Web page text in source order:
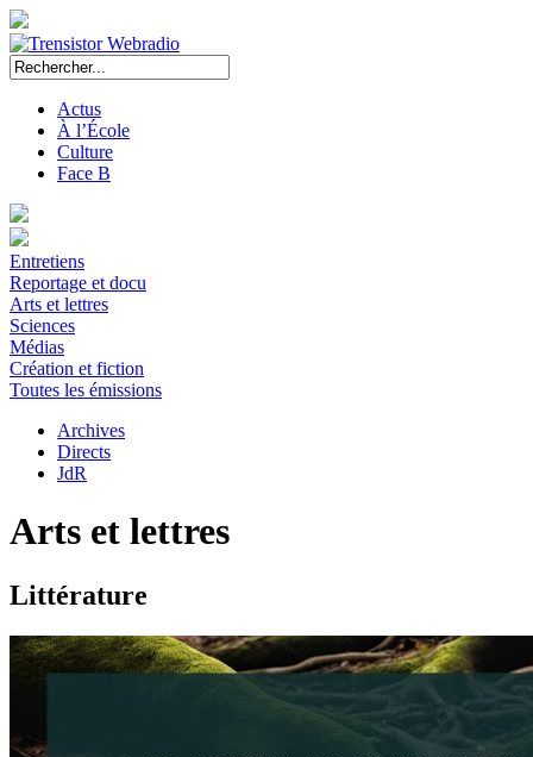
Actus
À l’École
Culture
Face B
Entretiens
Reportage et docu
Arts et lettres
Sciences
Médias
Création et fiction
Toutes les émissions
Archives
Directs
JdR
Arts et lettres
Littérature